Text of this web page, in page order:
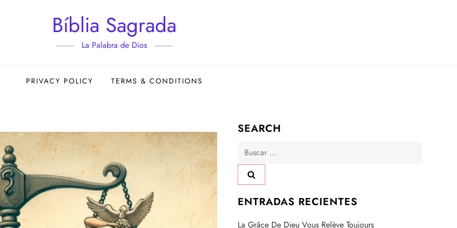
Bíblia Sagrada
La Palabra de Dios
PRIVACY POLICY TERMS & CONDITIONS
SEARCH
Buscar:
ENTRADAS RECIENTES
La Grâce De Dieu Vous Relève Toujours